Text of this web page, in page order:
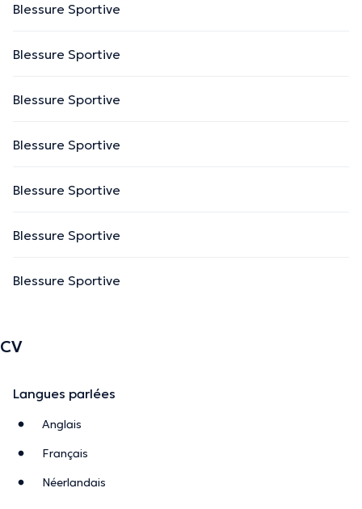
Blessure Sportive
Blessure Sportive
Blessure Sportive
Blessure Sportive
Blessure Sportive
Blessure Sportive
Blessure Sportive
CV
Langues parlées
Anglais
Français
Néerlandais